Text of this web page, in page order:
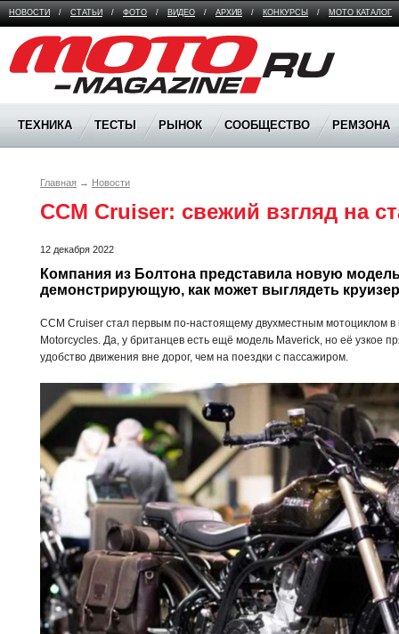
НОВОСТИ / СТАТЬИ / ФОТО / ВИДЕО / АРХИВ / КОНКУРСЫ / МОТО КАТАЛОГ
Moto Magazine
ТЕХНИКА ТЕСТЫ РЫНОК СООБЩЕСТВО РЕМЗОНА
Главная → Новости
CCM Cruiser: свежий взгляд на
12 декабря 2022
Компания из Болтона представила новую
демонстрирующую, как может выглядеть
CCM Cruiser стал первым по-настоящему двухместным мотоциклом
Motorcycles. Да, у британцев есть ещё модель Maverick, но её узкое
удобство движения вне дорог, чем на поездки с пассажиром.